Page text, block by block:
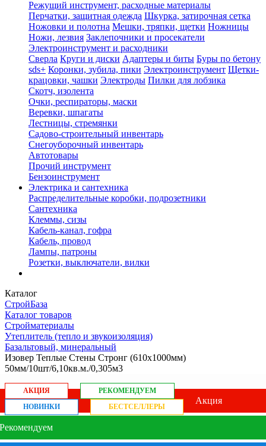
Режущий инструмент, расходные материалы
Перчатки, защитная одежда Шкурка, затирочная сетка
Ножовки и полотна Мешки, тряпки, щетки Ножницы
Ножи, лезвия Заклепочники и просекатели
Электроинструмент и расходники
Сверла Круги и диски Адаптеры и биты Буры по бетону
sds+ Коронки, зубила, пики Электроинструмент Щетки-
крацовки, чашки Электроды Пилки для лобзика
Скотч, изолента
Очки, респираторы, маски
Веревки, шпагаты
Лестницы, стремянки
Садово-строительный инвентарь
Снегоуборочный инвентарь
Автотовары
Прочий инструмент
Бензоинструмент
Электрика и сантехника
Распределительные коробки, подрозетники
Сантехника
Клеммы, сизы
Кабель-канал, гофра
Кабель, провод
Лампы, патроны
Розетки, выключатели, вилки
Каталог
СтройБаза
Каталог товаров
Стройматериалы
Утеплитель (тепло и звукоизоляция)
Базальтовый, минеральный
Изовер Теплые Стены Стронг (610х1000мм)
50мм/10шт/6,10кв.м./0,305м3
АКЦИЯ
РЕКОМЕНДУЕМ
НОВИНКИ
БЕСТСЕЛЛЕРЫ
Акция
Рекомендуем